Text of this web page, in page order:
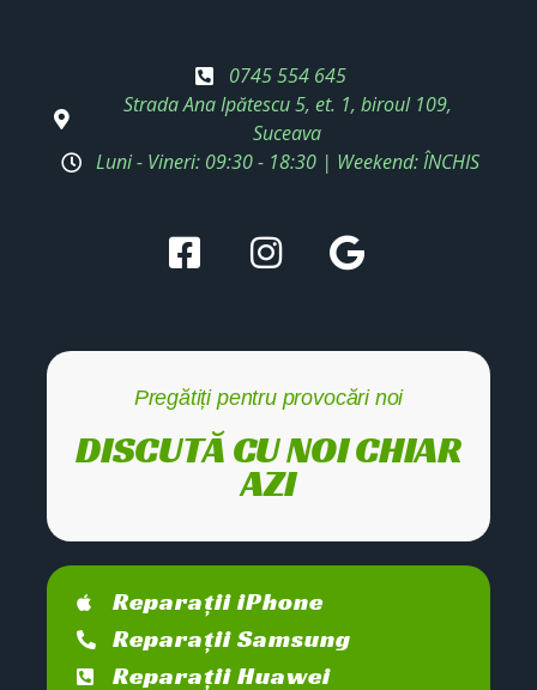
0745 554 645
Strada Ana Ipătescu 5, et. 1, biroul 109,
Suceava
Luni - Vineri: 09:30 - 18:30 | Weekend: ÎNCHIS
Pregătiți pentru provocări noi
DISCUTĂ CU NOI CHIAR
AZI
Reparații iPhone
Reparații Samsung
Reparații Huawei